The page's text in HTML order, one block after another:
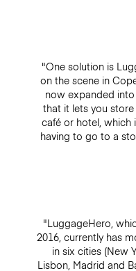
"One solution is
on the scene in
now expanded
that it lets you
café or hotel, which
having to go to a
"LuggageHero,
2016, currently has
in six cities (New
Lisbon, Madrid and